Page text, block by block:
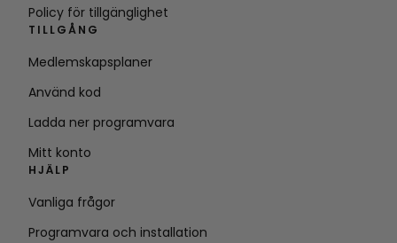
Policy för tillgänglighet
TILLGÅNG
Medlemskapsplaner
Använd kod
Ladda ner programvara
Mitt konto
HJÄLP
Vanliga frågor
Programvara och installation